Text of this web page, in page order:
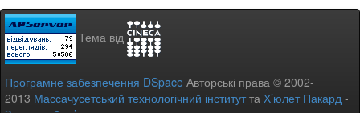
Тема від
Програмне забезпечення DSpace Авторські права © 2002-
2013 Массачусетський технологічний інститутта Х’юлет Пакард -